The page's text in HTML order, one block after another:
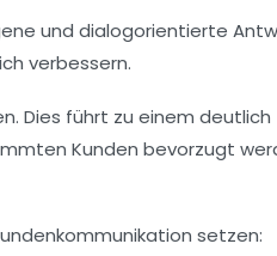
und dialogorientierte
verbessern.
Dies führt zu einem deutlich
Kunden bevorzugt
setzen: